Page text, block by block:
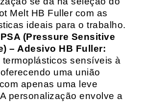
Melt HB Fuller com as
ideais para o trabalho.
(Pressure Sensitive
– Adesivo HB Fuller:
sensíveis à
uma união
apenas uma leve
personalização envolve a